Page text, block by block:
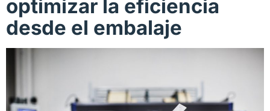
optimizar la eficiencia
desde el embalaje